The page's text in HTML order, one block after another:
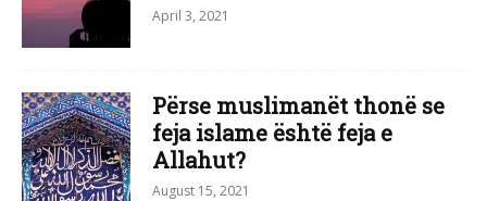
April 3, 2021
Përse muslimanët thonë se
feja islame është feja e
Allahut?
August 15, 2021